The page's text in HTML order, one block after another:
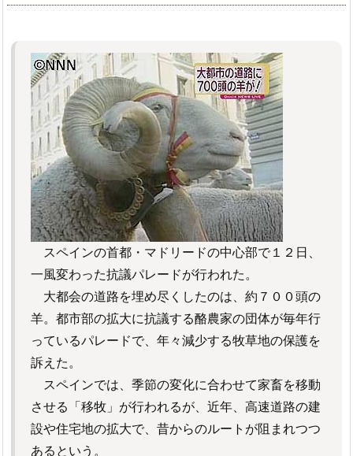
スペインの首都・マドリードの中心部で１２日、
一風変わった抗議パレードが行われた。
大都会の道路を埋め尽くしたのは、約７００頭の
羊。都市部の拡大に抗議する酪農家の団体が毎年行
っているパレードで、年々減少する牧草地の保護を
訴えた。
スペインでは、季節の変化に合わせて家畜を移動
させる「移牧」が行われるが、近年、高速道路の建
設や住宅地の拡大で、昔からのルートが阻まれつつ
あるという。